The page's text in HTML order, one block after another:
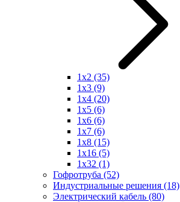
1x2 (35)
1x3 (9)
1x4 (20)
1x5 (6)
1x6 (6)
1x7 (6)
1x8 (15)
1x16 (5)
1x32 (1)
Гофротруба (52)
Индустриальные решения (18)
Электрический кабель (80)